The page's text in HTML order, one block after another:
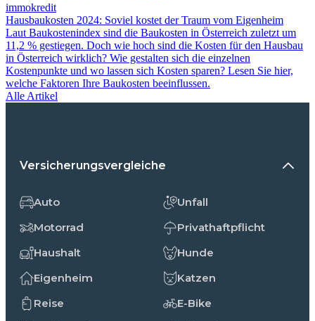
immokredit
Hausbaukosten 2024: Soviel kostet der Traum vom Eigenheim
Laut Baukostenindex sind die Baukosten in Österreich zuletzt um
11,2 % gestiegen. Doch wie hoch sind die Kosten für den Hausbau
in Österreich wirklich? Wie gestalten sich die einzelnen
Kostenpunkte und wo lassen sich Kosten sparen? Lesen Sie hier,
welche Faktoren Ihre Baukosten beeinflussen.
Alle Artikel
Versicherungsvergleiche
Auto
Motorrad
Haushalt
Eigenheim
Reise
Unfall
Privathaftpflicht
Hunde
Katzen
E-Bike